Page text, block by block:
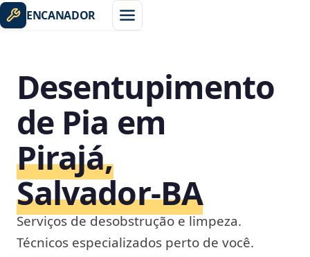
ENCANADOR
Desentupimento
de Pia em
Pirajá,
Salvador‑BA
Serviços de desobstrução e limpeza.
Técnicos especializados perto de você.